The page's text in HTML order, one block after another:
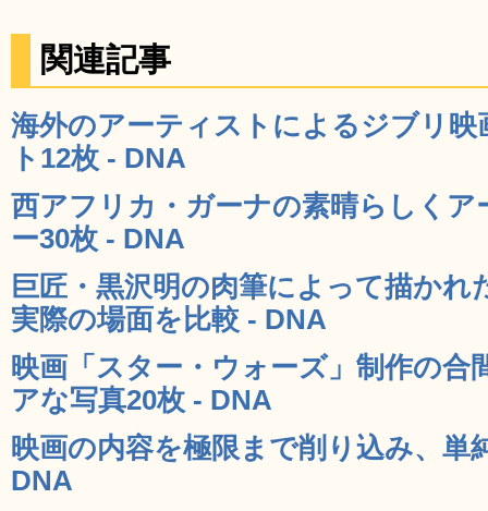
関連記事
海外のアーティストによるジブリ
ト12枚 - DNA
西アフリカ・ガーナの素晴らしくア
ー30枚 - DNA
巨匠・黒沢明の肉筆によって描かれ
実際の場面を比較 - DNA
映画「スター・ウォーズ」制作の合
アな写真20枚 - DNA
映画の内容を極限まで削り込み、単
DNA